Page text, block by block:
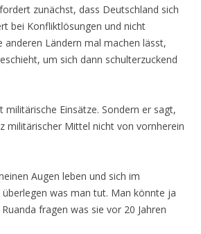
zunächst, dass Deutschland sich
bei Konfliktlösungen und nicht
anderen Ländern mal machen lässt,
um sich dann schulterzuckend
militärische Einsätze. Sondern er sagt,
militärischer Mittel nicht von vornherein
Augen leben und sich im
überlegen was man tut. Man könnte ja
fragen was sie vor 20 Jahren